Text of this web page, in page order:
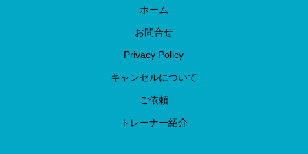
ホーム
お問合せ
Privacy Policy
キャンセルについて
ご依頼
トレーナー紹介